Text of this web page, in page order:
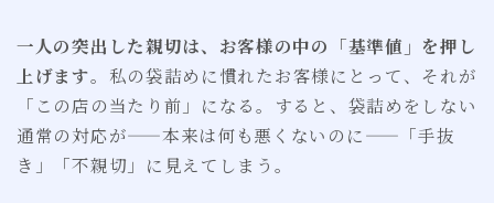
一人の突出した親切は、お客様の中の「基準値」を押し
上げます。私の袋詰めに慣れたお客様にとって、それが
「この店の当たり前」になる。すると、袋詰めをしない
通常の対応が——本来は何も悪くないのに——「手抜
き」「不親切」に見えてしまう。